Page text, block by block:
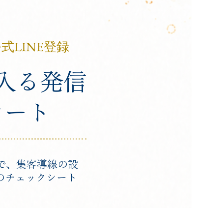
る発信
ト
LINE登録
、集客導線の設
チェックシート